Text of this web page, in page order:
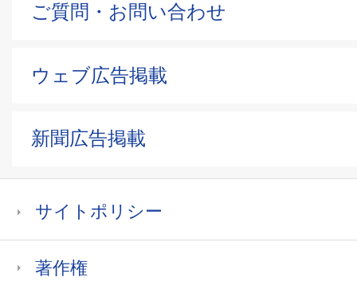
ご質問・お問い合わせ
ウェブ広告掲載
新聞広告掲載
サイトポリシー
著作権